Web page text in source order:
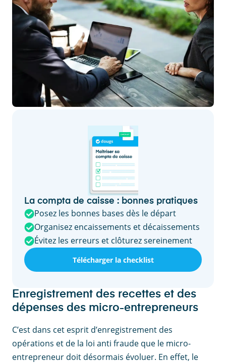
La compta de caisse : bonnes pratiques
Posez les bonnes bases dès le départ
Organisez encaissements et décaissements
Évitez les erreurs et clôturez sereinement
Télécharger la checklist
Enregistrement des recettes et des
dépenses des micro-entrepreneurs
C’est dans cet esprit d’enregistrement des
opérations et de la loi anti fraude que le micro-
entrepreneur doit désormais évoluer. En effet, le